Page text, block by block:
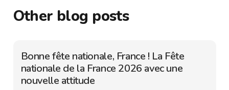
Other blog posts
Bonne fête nationale, France ! La Fête
nationale de la France 2026 avec une
nouvelle attitude